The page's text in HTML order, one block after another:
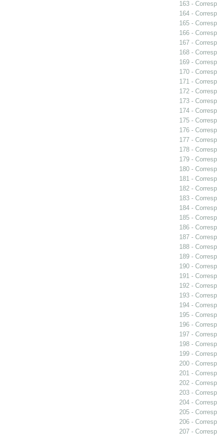
163 -
164 -
165 -
166 -
167 -
168 -
169 -
170 -
171 -
172 -
173 -
174 -
175 -
176 -
177 -
178 -
179 -
180 -
181 -
182 -
183 -
184 -
185 -
186 -
187 -
188 -
189 -
190 -
191 -
192 -
193 -
194 -
195 -
196 -
197 -
198 -
199 -
200 -
201 -
202 -
203 -
204 -
205 -
206 -
207 -